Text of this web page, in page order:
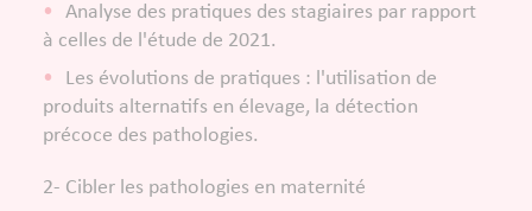
​Analyse des pratiques des stagiaires par rapport
à celles de l'étude de 2021.
Les évolutions de pratiques : l'utilisation de
produits alternatifs en élevage, la détection
précoce des pathologies.
​2- Cibler les pathologies en maternité